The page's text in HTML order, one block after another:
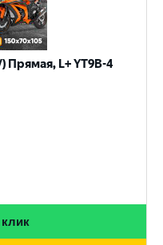
Прямая, L+ YT9B-4